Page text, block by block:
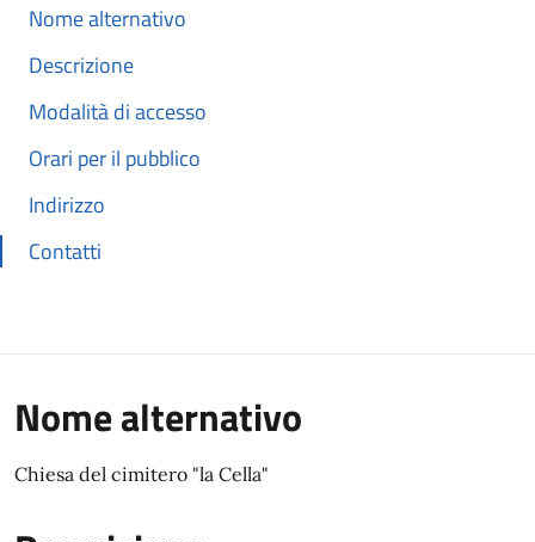
Nome alternativo
Descrizione
Modalità di accesso
Orari per il pubblico
Indirizzo
Contatti
Nome alternativo
Chiesa del cimitero "la Cella"